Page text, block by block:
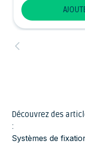
Découvrez des
:
Systèmes de